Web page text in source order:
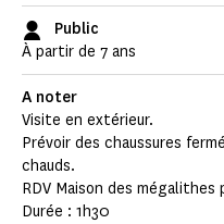
Public
À partir de 7 ans
A noter
Visite en extérieur.
Prévoir des chaussures
chauds.
RDV Maison des
Durée : 1h30